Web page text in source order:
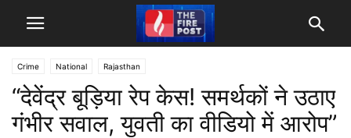
Crime National Rajasthan
“देवेंद्र बूड़िया रेप केस! समर्थकों ने उठाए
गंभीर सवाल, युवती का वीडियो में आरोप”